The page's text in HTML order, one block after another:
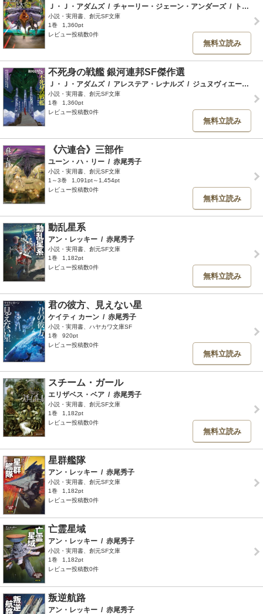
Ｊ・Ｊ・アダムズ / チャーリー・ジェーン・アンダーズ / トバイアス・S・バッケル
小説・実用書、創元SF文庫
1巻
1,360pt
レビュー投稿数0件
無料立読み
不死身の戦艦 銀河連邦SF傑作選
Ｊ・Ｊ・アダムズ / アレステア・レナルズ / ジュヌヴィエーヴ・ヴァレンタイン
小説・実用書、創元SF文庫
1巻
1,360pt
レビュー投稿数0件
無料立読み
《六連合》三部作
ユーン・ハ・リー / 赤尾秀子
小説・実用書、創元SF文庫
1～3巻
1,091pt～1,454pt
レビュー投稿数0件
無料立読み
動乱星系
アン・レッキー / 赤尾秀子
小説・実用書、創元SF文庫
1巻
1,182pt
レビュー投稿数0件
無料立読み
君の彼方、見えない星
ケイティ カーン / 赤尾秀子
小説・実用書、ハヤカワ文庫SF
1巻
920pt
レビュー投稿数0件
無料立読み
スチーム・ガール
エリザベス・ベア / 赤尾秀子
小説・実用書、創元SF文庫
1巻
1,182pt
レビュー投稿数0件
無料立読み
星群艦隊
アン・レッキー / 赤尾秀子
小説・実用書、創元SF文庫
1巻
1,182pt
レビュー投稿数0件
亡霊星域
アン・レッキー / 赤尾秀子
小説・実用書、創元SF文庫
1巻
1,182pt
レビュー投稿数0件
叛逆航路
アン・レッキー / 赤尾秀子